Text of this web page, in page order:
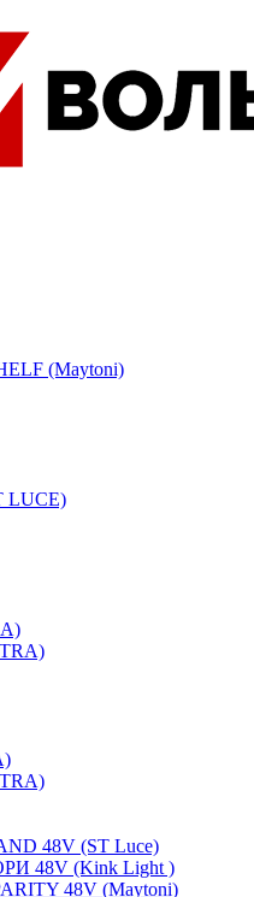
(Maytoni)
LUCE)
48V (ST Luce)
48V (Kink Light )
48V (Maytoni)